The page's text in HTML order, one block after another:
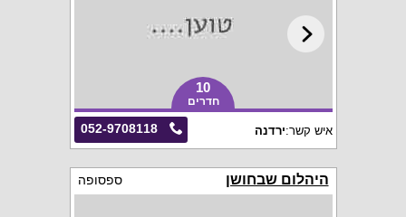
10
חדרים
052-9708118 איש קשר:ירדנה
היהלום שבחושן ספסופה